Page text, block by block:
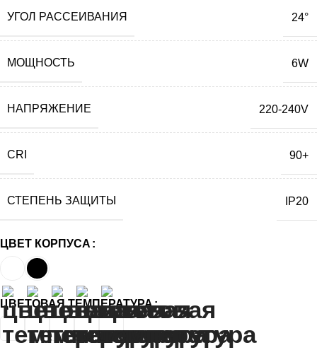
УГОЛ РАССЕИВАНИЯ 24°
МОЩНОСТЬ 6W
НАПРЯЖЕНИЕ 220-240V
CRI 90+
СТЕПЕНЬ ЗАЩИТЫ IP20
ЦВЕТ КОРПУСА
ЦВЕТОВАЯ ТЕМПЕРАТУРА